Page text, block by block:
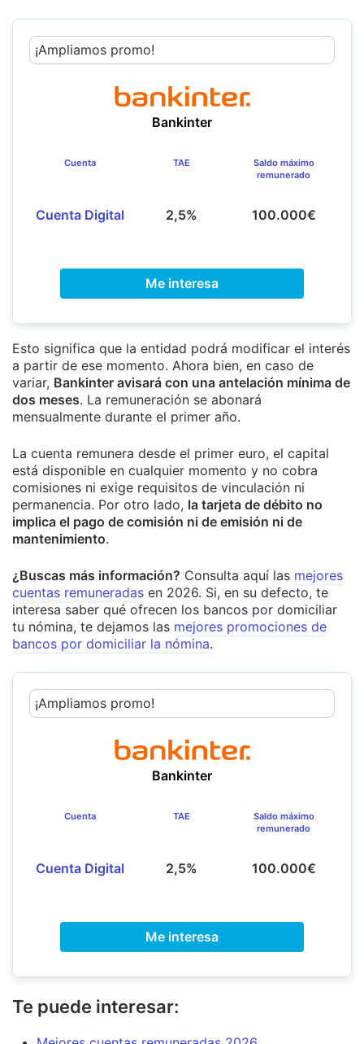
¡Ampliamos promo!
Bankinter
Cuenta
Cuenta Digital
TAE
2,5%
Saldo máximo
remunerado
100.000€
Me interesa
Esto significa que la entidad podrá modificar el interés
a partir de ese momento. Ahora bien, en caso de
variar, Bankinter avisará con una antelación mínima de
dos meses. La remuneración se abonará
mensualmente durante el primer año.
La cuenta remunera desde el primer euro, el capital
está disponible en cualquier momento y no cobra
comisiones ni exige requisitos de vinculación ni
permanencia. Por otro lado, la tarjeta de débito no
implica el pago de comisión ni de emisión ni de
mantenimiento.
¿Buscas más información? Consulta aquí las mejores
cuentas remuneradas en 2026. Si, en su defecto, te
interesa saber qué ofrecen los bancos por domiciliar
tu nómina, te dejamos las mejores promociones de
bancos por domiciliar la nómina.
¡Ampliamos promo!
Bankinter
Cuenta
Cuenta Digital
TAE
2,5%
Saldo máximo
remunerado
100.000€
Me interesa
Te puede interesar: